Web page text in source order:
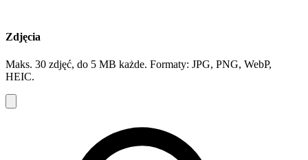
Zdjęcia
Maks. 30 zdjęć, do 5 MB każde. Formaty: JPG, PNG, WebP,
HEIC.